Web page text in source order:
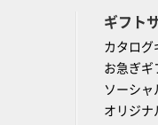
ギフト
カタログ
お急ぎギ
ソーシャ
オリジナ